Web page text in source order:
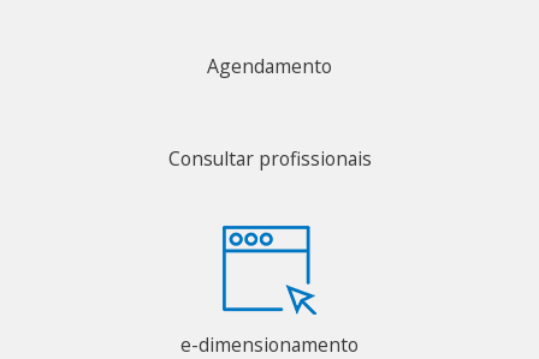
Agendamento
Consultar profissionais
e-dimensionamento